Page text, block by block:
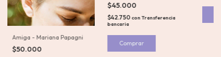
Amiga - Mariana Papagni
$50.000
$45.000
$42.750 conTransferencia
bancaria